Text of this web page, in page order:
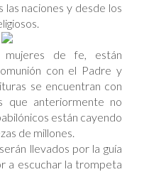
naciones y desde los
mujeres de fe, están
con el Padre y
se encuentran con
que anteriormente no
están cayendo
de millones.
llevados por la guía
a escuchar la trompeta